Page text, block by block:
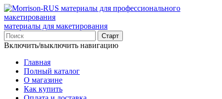
материалы для макетирования
Включить/выключить навигацию
Главная
Полный каталог
О магазине
Как купить